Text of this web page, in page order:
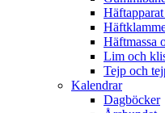
Häftmassa
Lim och
Tejp och
Kalendrar
Dagböcker